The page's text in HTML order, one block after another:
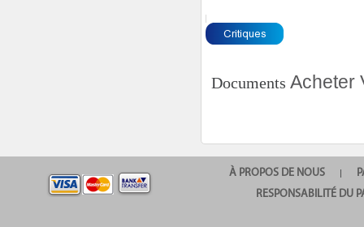
Documents Acheter
À PROPOS DE NOUS |
RESPONSABILITÉ DU